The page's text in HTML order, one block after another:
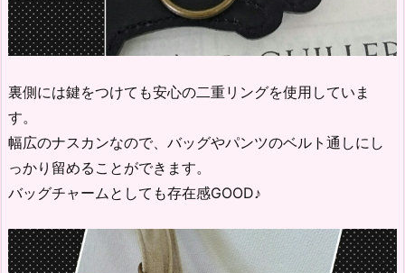
裏側には鍵をつけても安心の二重リングを使用していま
す。
幅広のナスカンなので、バッグやパンツのベルト通しにし
っかり留めることができます。
バッグチャームとしても存在感GOOD♪